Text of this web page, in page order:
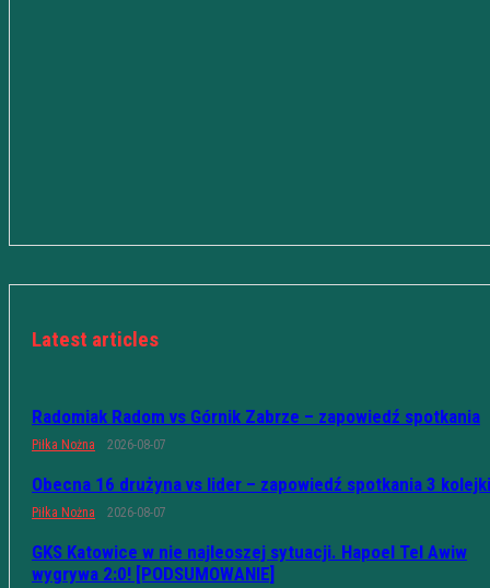
Latest articles
Radomiak Radom vs Górnik Zabrze – zapowiedź spotkania
Piłka Nożna 2026-08-07
Obecna 16 drużyna vs lider – zapowiedź spotkania 3 kolejki
Piłka Nożna 2026-08-07
GKS Katowice w nie najleoszej sytuacji. Hapoel Tel Awiw
wygrywa 2:0! [PODSUMOWANIE]